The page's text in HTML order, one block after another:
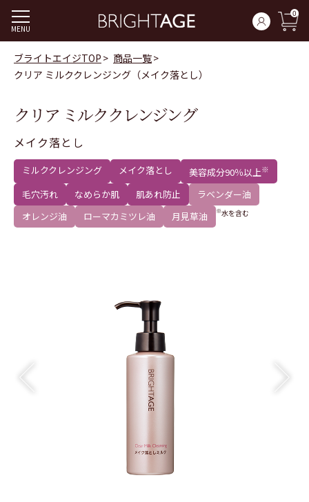
0
MENU
ブライトエイジTOP
商品一覧
クリア ミルククレンジング（メイク落とし）
クリア ミルククレンジング
メイク落とし
ミルククレンジング メイク落とし 美容成分90％以上※
毛穴汚れ なめらか肌 肌あれ防止
ラベンダー油
オレンジ油
ローマカミツレ油 月見草油 ※水を含む
Previous Next